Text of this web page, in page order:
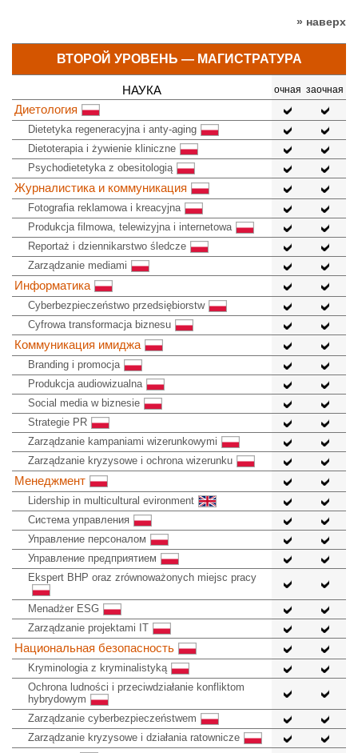
» наверх
ВТОРОЙ УРОВЕНЬ — МАГИСТРАТУРА
НАУКА очная заочная
Диетология
Dietetyka regeneracyjna i anty-aging
Dietoterapia i żywienie kliniczne
Psychodietetyka z obesitologią
Журналистика и коммуникация
Fotografia reklamowa i kreacyjna
Produkcja filmowa, telewizyjna i internetowa
Reportaż i dziennikarstwo śledcze
Zarządzanie mediami
Информатика
Cyberbezpieczeństwo przedsiębiorstw
Cyfrowa transformacja biznesu
Коммуникация имиджа
Branding i promocja
Produkcja audiowizualna
Social media w biznesie
Strategie PR
Zarządzanie kampaniami wizerunkowymi
Zarządzanie kryzysowe i ochrona wizerunku
Менеджмент
Lidership in multicultural evironment
Система управления
Управление персоналом
Управление предприятием
Ekspert BHP oraz zrównoważonych miejsc pracy
Menadżer ESG
Zarządzanie projektami IT
Национальная безопасность
Kryminologia z kryminalistyką
Ochrona ludności i przeciwdziałanie konfliktom
hybrydowym
Zarządzanie cyberbezpieczeństwem
Zarządzanie kryzysowe i działania ratownicze